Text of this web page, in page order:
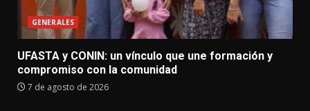
GENERALES
UFASTA y CONIN: un vínculo que une formación y
compromiso con la comunidad
7 de agosto de 2026